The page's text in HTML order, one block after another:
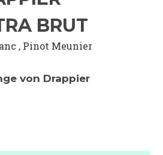
BRUT
, Pinot Meunier
von Drappier